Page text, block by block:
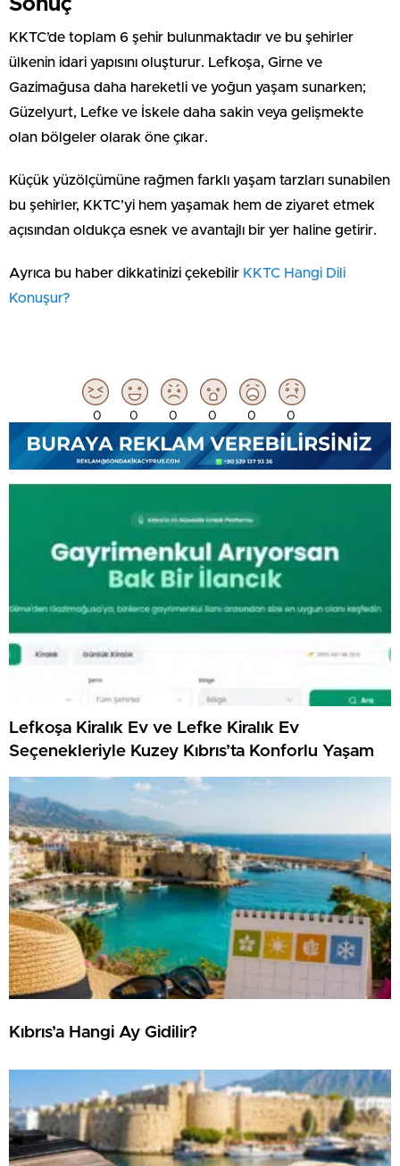
KKTC’de toplam 6 şehir bulunmaktadır ve bu şehirler
ülkenin idari yapısını oluşturur. Lefkoşa, Girne ve
Gazimağusa daha hareketli ve yoğun yaşam sunarken;
Güzelyurt, Lefke ve İskele daha sakin veya gelişmekte
olan bölgeler olarak öne çıkar.
Küçük yüzölçümüne rağmen farklı yaşam tarzları sunabilen
bu şehirler, KKTC’yi hem yaşamak hem de ziyaret etmek
açısından oldukça esnek ve avantajlı bir yer haline getirir.
Ayrıca bu haber dikkatinizi çekebilir ⁠ ⁠KKTC Hangi Dili
Konuşur?
0 0 0 0 0 0
Lefkoşa Kiralık Ev ve Lefke Kiralık Ev
Seçenekleriyle Kuzey Kıbrıs’ta Konforlu Yaşam
Kıbrıs’a Hangi Ay Gidilir?